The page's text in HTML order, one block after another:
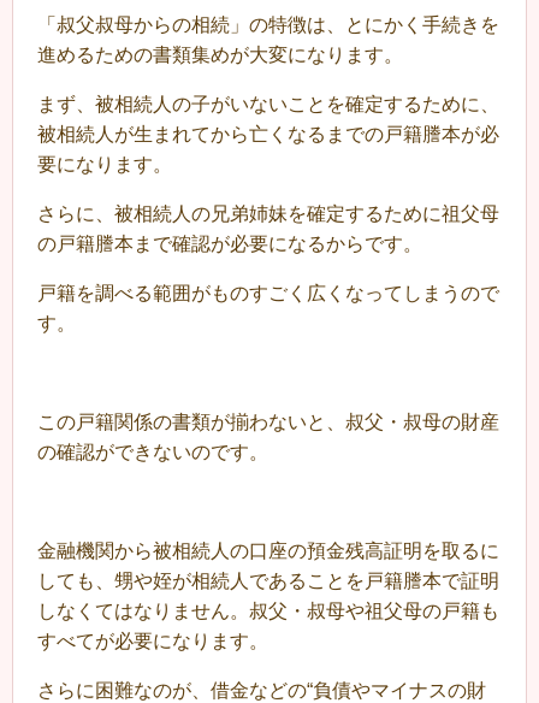
「叔父叔母からの相続」の特徴は、とにかく手続きを
進めるための書類集めが大変になります。
まず、被相続人の子がいないことを確定するために、
被相続人が生まれてから亡くなるまでの戸籍謄本が必
要になります。
さらに、被相続人の兄弟姉妹を確定するために祖父母
の戸籍謄本まで確認が必要になるからです。
戸籍を調べる範囲がものすごく広くなってしまうので
す。
この戸籍関係の書類が揃わないと、叔父・叔母の財産
の確認ができないのです。
金融機関から被相続人の口座の預金残高証明を取るに
しても、甥や姪が相続人であることを戸籍謄本で証明
しなくてはなりません。叔父・叔母や祖父母の戸籍も
すべてが必要になります。
さらに困難なのが、借金などの“負債やマイナスの財